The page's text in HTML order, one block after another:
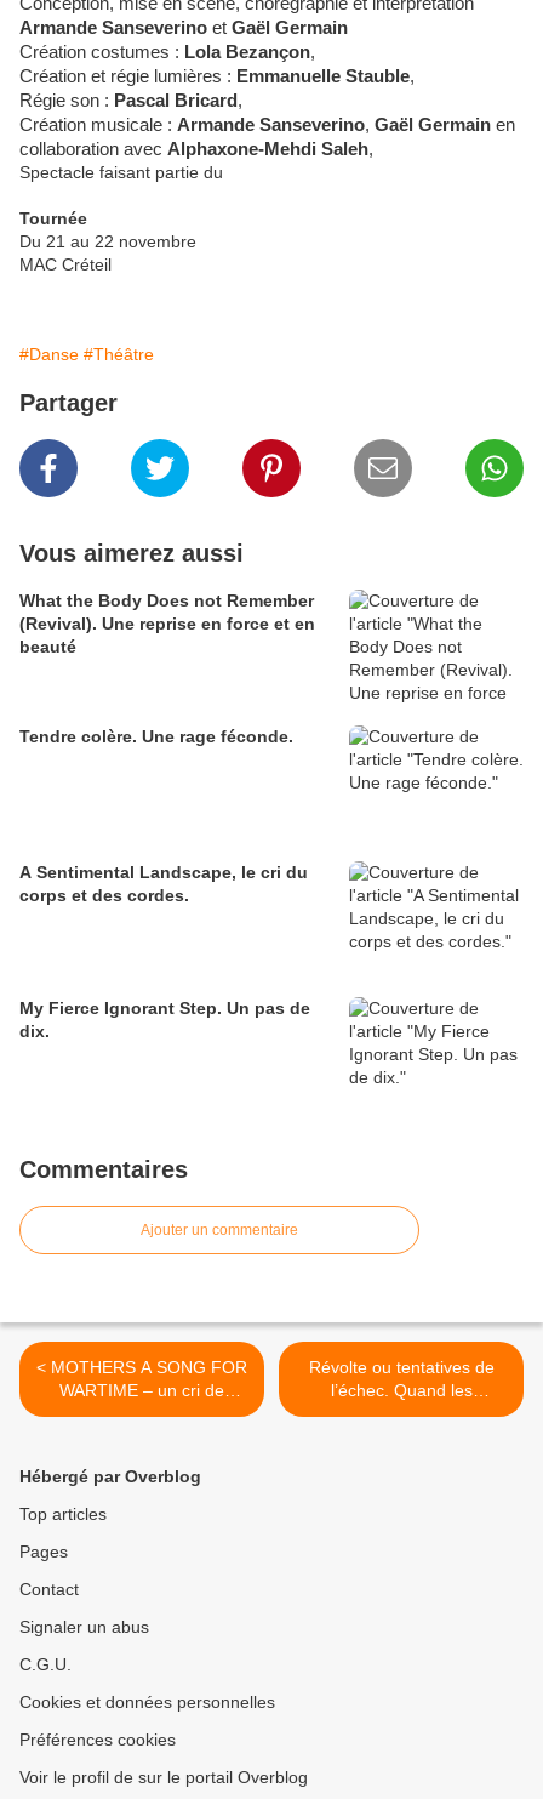
Armande Sanseverino et Gaël Germain
Création costumes : Lola Bezançon,
Création et régie lumières : Emmanuelle Stauble,
Régie son : Pascal Bricard ,
Création musicale : Armande Sanseverino, Gaël Germain en
collaboration avec Alphaxone-Mehdi Saleh,
Spectacle faisant partie du
Tournée
Du 21 au 22 novembre
MAC Créteil
#Danse #Théâtre
Partager
Vous aimerez aussi
What the Body Does not Remember
(Revival). Une reprise en force et en
beauté
Tendre colère. Une rage féconde.
A Sentimental Landscape, le cri du
corps et des cordes.
My Fierce Ignorant Step. Un pas de
dix.
Commentaires
Ajouter un commentaire
< MOTHERS A SONG FOR
WARTIME – un cri de
désespoir et de colère sans
Révolte ou tentatives de
l’échec. Quand les
performances funambules
Hébergé par Overblog
Top articles
Pages
Contact
Signaler un abus
C.G.U.
Cookies et données personnelles
Préférences cookies
Voir le profil de sur le portail Overblog